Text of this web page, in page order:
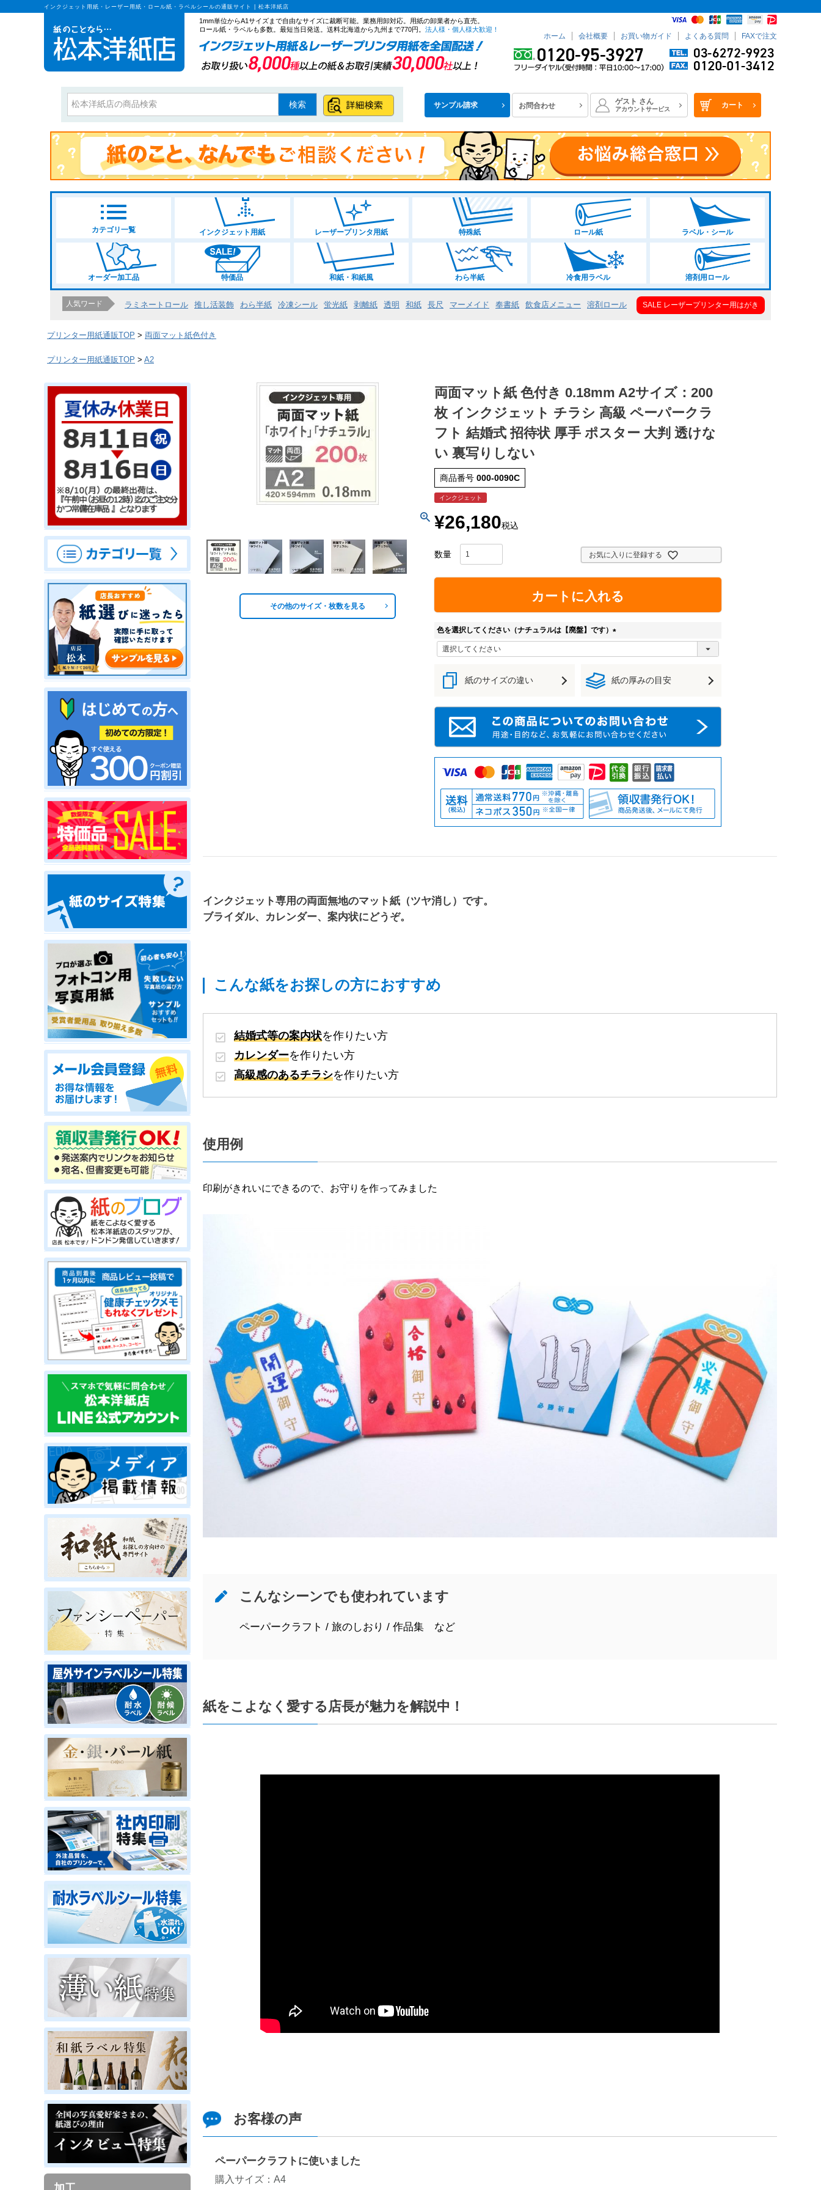
インクジェット用紙・レーザー用紙・ロール紙・ラベルシールの通販サイト | 松本洋紙店
1mm単位からA1サイズまで自由なサイズに裁断可能。業務用卸対応。用紙の卸業者から直売。
ロール紙・ラベルも多数。最短当日発送。送料北海道から九州まで770円。 法人様・個人様大歓迎！
ホーム 会社概要 お買い物ガイド よくある質問 FAXで注文
サンプル請求 お問合わせ ゲスト さん
アカウントサービス カート
検索
カテゴリ一覧 インクジェット用紙 レーザープリンタ用紙 特殊紙 ロール紙 ラベル・シール
オーダー加工品 特価品 和紙・和紙風 わら半紙 冷食用ラベル 溶剤用ロール
人気ワード ラミネートロール 推し活装飾 わら半紙 冷凍シール 蛍光紙 剥離紙 透明 和紙 長尺 マーメイド 奉書紙 飲食店メニュー 溶剤ロール SALE レーザープリンター用はがき
プリンター用紙通販TOP 両面マット紙色付き
プリンター用紙通販TOP A2
その他のサイズ・枚数を見る
両面マット紙 色付き 0.18mm A2サイズ：200
枚 インクジェット チラシ 高級 ペーパークラ
フト 結婚式 招待状 厚手 ポスター 大判 透けな
い 裏写りしない
商品番号 000-0090C
インクジェット
¥26,180税込
お気に入りに登録する
カートに入れる
色を選択してください（ナチュラルは【廃盤】です）
必
)
紙のサイズの違い 紙の厚みの目安
インクジェット専用の両面無地のマット紙（ツヤ消し）です。
ブライダル、カレンダー、案内状にどうぞ。
こんな紙をお探しの方におすすめ
結婚式等の案内状を作りたい方
カレンダーを作りたい方
高級感のあるチラシを作りたい方
使用例
印刷がきれいにできるので、お守りを作ってみました
こんなシーンでも使われています
ペーパークラフト / 旅のしおり / 作品集 など
紙をこよなく愛する店長が魅力を解説中！
お客様の声
ペーパークラフトに使いました
購入サイズ：A4